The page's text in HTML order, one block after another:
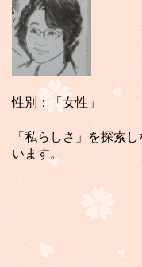
性別：「女性」
「私らしさ」を探索
います。